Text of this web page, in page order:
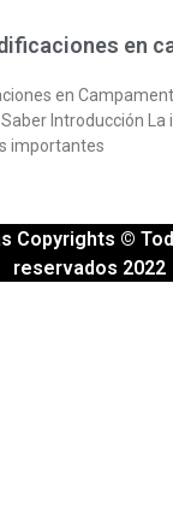
en
en
Introducción
importantes
Copyrights ©
reservados 2022